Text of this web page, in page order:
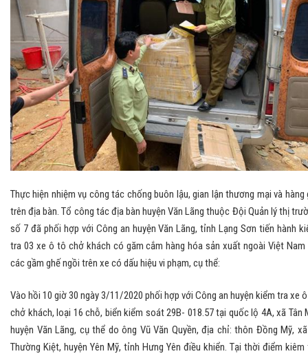
Thực hiện nhiệm vụ công tác chống buôn lậu, gian lận thương mại và hàng
trên địa bàn. Tổ công tác địa bàn huyện Văn Lãng thuộc Đội Quản lý thị
số 7 đã phối hợp với Công an huyện Văn Lãng, tỉnh Lạng Sơn tiến hành
tra 03 xe ô tô chở khách có găm cắm hàng hóa sản xuất ngoài Việt
các gầm ghế ngồi trên xe có dấu hiệu vi phạm, cụ thể:
Vào hồi 10 giờ 30 ngày 3/11/2020 phối hợp với Công an huyện kiểm tra xe
chở khách, loại 16 chỗ, biển kiểm soát 29B- 018.57 tại quốc lộ 4A, xã Tân
huyện Văn Lãng, cụ thể do ông Vũ Văn Quyền, địa chỉ: thôn Đồng Mỹ,
Thường Kiệt, huyện Yên Mỹ, tỉnh Hưng Yên điều khiển. Tại thời điểm kiêm